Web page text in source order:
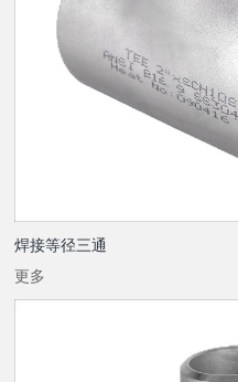
焊接等径三通
更多